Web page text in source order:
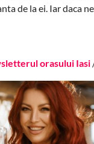
de la ei. Iar daca
orasului Iasi